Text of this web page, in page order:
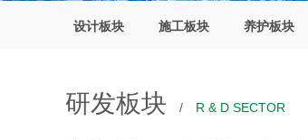
设计板块 施工板块 养护板块
研发板块 / R & D SECTOR